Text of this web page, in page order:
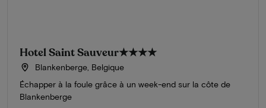
Hotel Saint Sauveur★★★★
Blankenberge, Belgique
Échapper à la foule grâce à un week-end sur la côte de
Blankenberge